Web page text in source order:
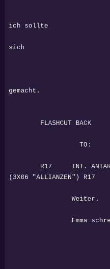
Jedenfalls
ich sollte
sich
Er hat mir
gemacht.
FLASHCUT BACK
TO:
R17 INT. ANTARES -
(3X06 "ALLIANZEN") R17
Weiter.
Emma
(zu